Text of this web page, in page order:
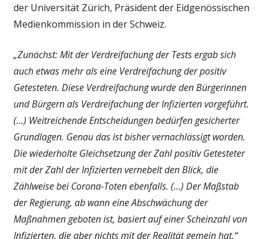
der Universität Zürich, Präsident der Eidgenössischen
Medienkommission in der Schweiz.
„Zunächst: Mit der Verdreifachung der Tests ergab sich
auch etwas mehr als eine Verdreifachung der positiv
Getesteten. Diese Verdreifachung wurde den Bürgerinnen
und Bürgern als Verdreifachung der Infizierten vorgeführt.
(…) Weitreichende Entscheidungen bedürfen gesicherter
Grundlagen. Genau das ist bisher vernachlässigt worden.
Die wiederholte Gleichsetzung der Zahl positiv Getesteter
mit der Zahl der Infizierten vernebelt den Blick, die
Zählweise bei Corona-Toten ebenfalls. (…) Der Maßstab
der Regierung, ab wann eine Abschwächung der
Maßnahmen geboten ist, basiert auf einer Scheinzahl von
Infizierten, die aber nichts mit der Realität gemein hat.“